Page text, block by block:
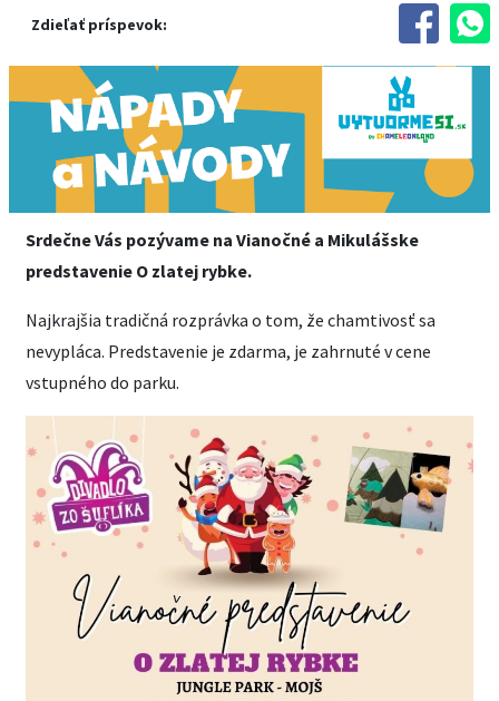
Zdieľať príspevok:
Srdečne Vás pozývame na Vianočné a Mikulášske
predstavenie O zlatej rybke.
Najkrajšia tradičná rozprávka o tom, že chamtivosť sa
nevypláca. Predstavenie je zdarma, je zahrnuté v cene
vstupného do parku.